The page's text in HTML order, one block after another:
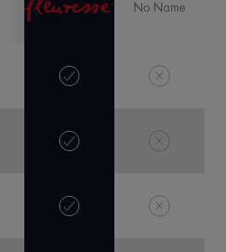
No Name